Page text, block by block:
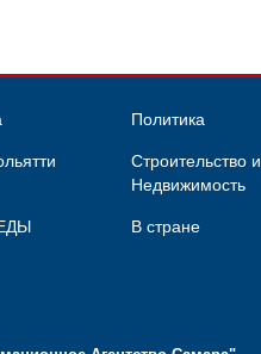
Политика
Строительство и
Недвижимость
В стране